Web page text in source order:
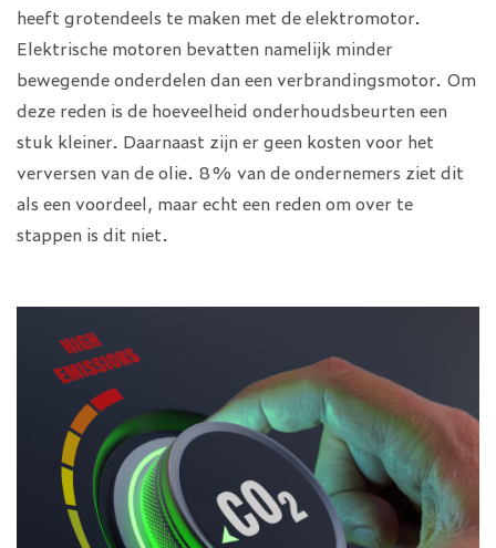
heeft grotendeels te maken met de elektromotor.
Elektrische motoren bevatten namelijk minder
bewegende onderdelen dan een verbrandingsmotor. Om
deze reden is de hoeveelheid onderhoudsbeurten een
stuk kleiner. Daarnaast zijn er geen kosten voor het
verversen van de olie. 8% van de ondernemers ziet dit
als een voordeel, maar echt een reden om over te
stappen is dit niet.